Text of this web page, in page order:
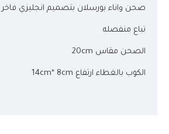
صحن واناء بورسلان بتصميم انجليزي فاخر
تباع منفصله
الصحن مقاس 20cm
الكوب بالغطاء ارتفاع 14cm* 8cm